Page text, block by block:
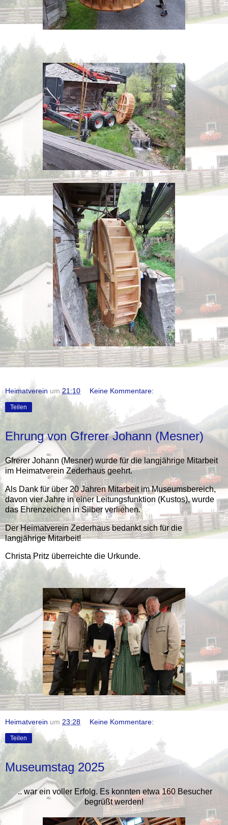
Heimatverein um21:10 Keine Kommentare:
Teilen
Ehrung von Gfrerer Johann (Mesner)
Gfrerer Johann (Mesner) wurde für die langjährige Mitarbeit
im Heimatverein Zederhaus geehrt.
Als Dank für über 20 Jahren Mitarbeit im Museumsbereich,
davon vier Jahre in einer Leitungsfunktion (Kustos), wurde
das Ehrenzeichen in Silber verliehen.
Der Heimatverein Zederhaus bedankt sich für die
langjährige Mitarbeit!
Christa Pritz überreichte die Urkunde.
Heimatverein um 23:28 Keine Kommentare:
Teilen
Museumstag 2025
.. war ein voller Erfolg. Es konnten etwa 160 Besucher
begrüßt werden!